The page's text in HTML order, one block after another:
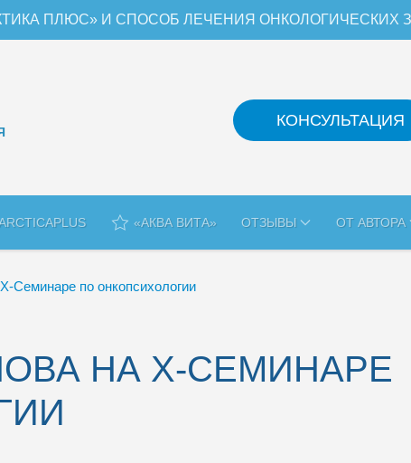
ПЛЮС» И СПОСОБ ЛЕЧЕНИЯ ОНКОЛОГИЧЕСКИХ
КОНСУЛЬТАЦИЯ
«АКВА ВИТА» ОТЗЫВЫ ОТ АВТОРА
Семинаре по онкопсихологии
НА X-СЕМИНАРЕ